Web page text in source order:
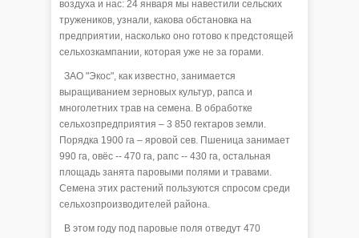
воздуха и нас: 24 января мы навестили сельских
тружеников, узнали, какова обстановка на
предприятии, насколько оно готово к предстоящей
сельхозкампании, которая уже не за горами.
ЗАО "Экос", как известно, занимается
выращиванием зерновых культур, рапса и
многолетних трав на семена. В обработке
сельхозпредприятия – 3 850 гектаров земли.
Порядка 1900 га – яровой сев. Пшеница занимает
990 га, овёс -- 470 га, рапс -- 430 га, остальная
площадь занята паровыми полями и травами.
Семена этих растений пользуются спросом среди
сельхозпроизводителей района.
В этом году под паровые поля отведут 470